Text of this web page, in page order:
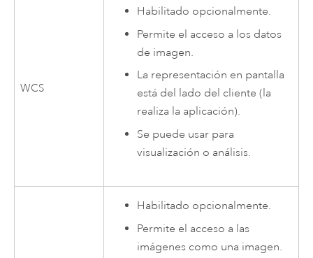
WCS
Habilitado opcionalmente.
Permite el acceso a los datos
de imagen.
La representación en pantalla
está del lado del cliente (la
realiza la aplicación).
Se puede usar para
visualización o análisis.
Habilitado opcionalmente.
Permite el acceso a las
imágenes como una imagen.